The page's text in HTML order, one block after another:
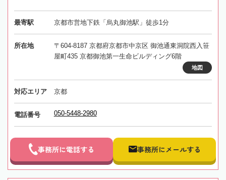
最寄駅 京都市営地下鉄「烏丸御池駅」徒歩1分
所在地
〒604-8187 京都府京都市中京区 御池通東洞院西入笹
屋町435 京都御池第一生命ビルディング6階
地図
対応エリア 京都
電話番号 050-5448-2980
事務所に電話する 事務所にメールする